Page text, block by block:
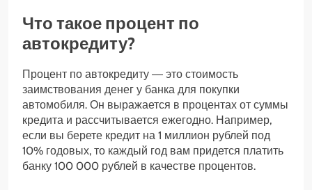
Что такое процент по
автокредиту?
Процент по автокредиту ― это стоимость
заимствования денег у банка для покупки
автомобиля. Он выражается в процентах от суммы
кредита и рассчитывается ежегодно. Например,
если вы берете кредит на 1 миллион рублей под
10% годовых, то каждый год вам придется платить
банку 100 000 рублей в качестве процентов.